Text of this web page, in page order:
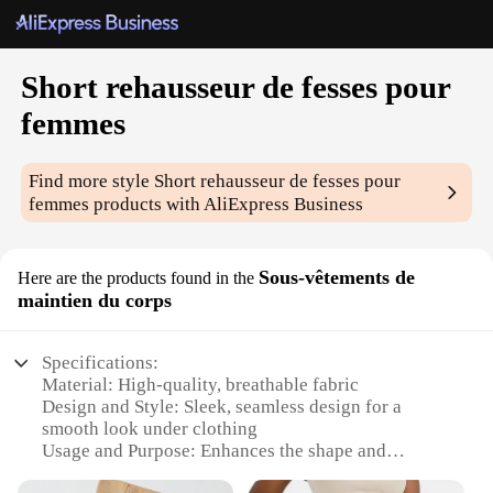
Short rehausseur de fesses pour
femmes
Find more style Short rehausseur de fesses pour
femmes products with AliExpress Business
Here are the products found in the Sous-vêtements de
maintien du corps
Specifications:
Material: High-quality, breathable fabric
Design and Style: Sleek, seamless design for a
smooth look under clothing
Usage and Purpose: Enhances the shape and